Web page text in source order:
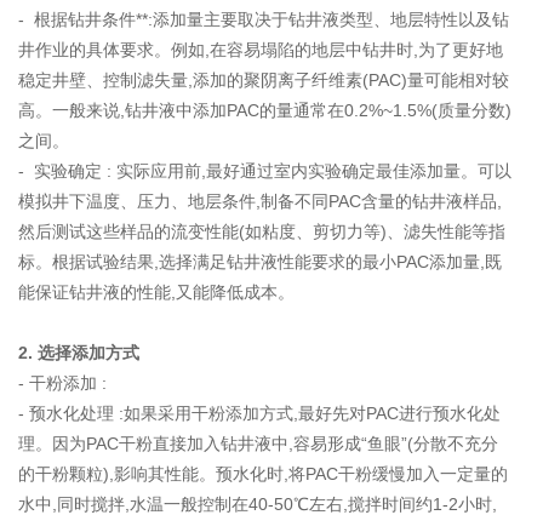
- 根据钻井条件**:添加量主要取决于钻井液类型、地层特性以及钻
井作业的具体要求。例如,在容易塌陷的地层中钻井时,为了更好地
稳定井壁、控制滤失量,添加的聚阴离子纤维素(PAC)量可能相对较
高。一般来说,钻井液中添加PAC的量通常在0.2%~1.5%(质量分数)
之间。
- 实验确定 : 实际应用前,最好通过室内实验确定最佳添加量。可以
模拟井下温度、压力、地层条件,制备不同PAC含量的钻井液样品,
然后测试这些样品的流变性能(如粘度、剪切力等)、滤失性能等指
标。根据试验结果,选择满足钻井液性能要求的最小PAC添加量,既
能保证钻井液的性能,又能降低成本。
2. 选择添加方式
- 干粉添加 :
- 预水化处理 :如果采用干粉添加方式,最好先对PAC进行预水化处
理。因为PAC干粉直接加入钻井液中,容易形成“鱼眼”(分散不充分
的干粉颗粒),影响其性能。预水化时,将PAC干粉缓慢加入一定量的
水中,同时搅拌,水温一般控制在40-50℃左右,搅拌时间约1-2小时,